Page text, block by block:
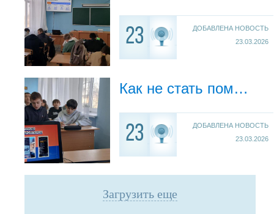
23
ДОБАВЛЕНА НОВОСТЬ
23.03.2026
Как не стать помощником кибермошенников
23
ДОБАВЛЕНА НОВОСТЬ
23.03.2026
Загрузить еще